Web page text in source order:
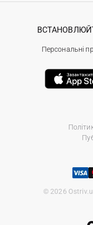
© 2026
Персональні